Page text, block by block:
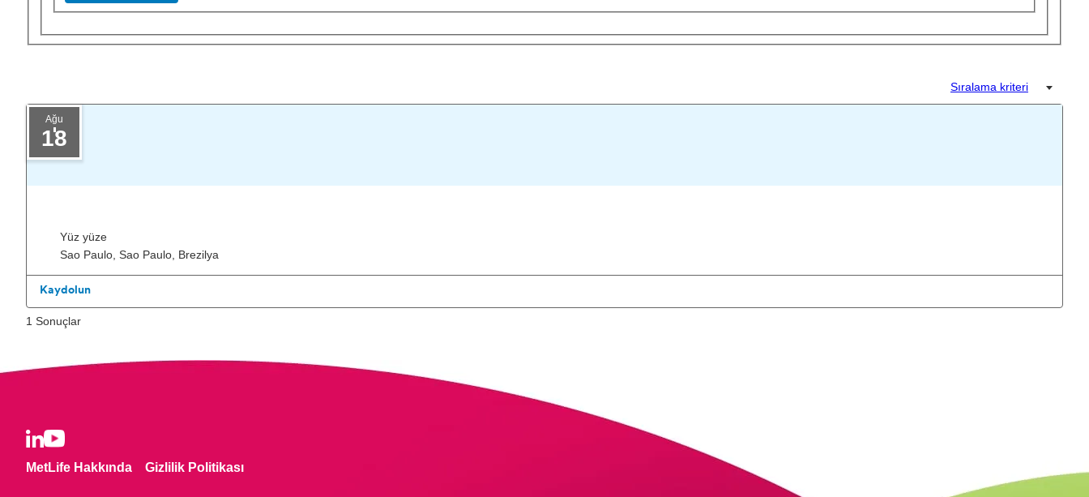
Sıralama kriteri
Ağu
18
Yüz yüze
Sao Paulo, Sao Paulo, Brezilya
Kaydolun
1 Sonuçlar
MetLife Hakkında Gizlilik Politikası